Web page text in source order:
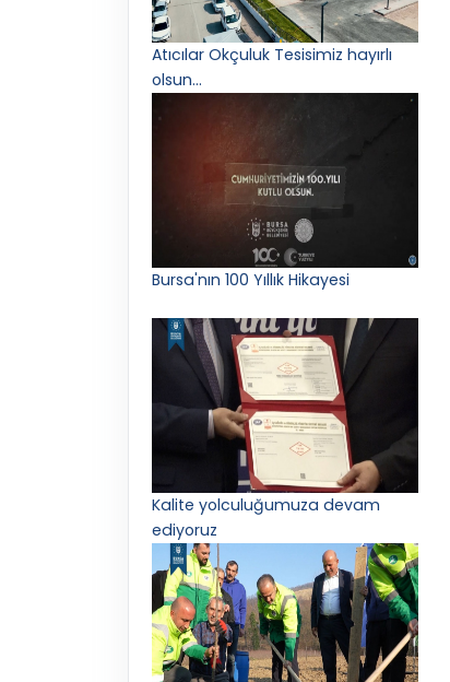
Atıcılar Okçuluk Tesisimiz hayırlı
olsun...
Bursa'nın 100 Yıllık Hikayesi
Kalite yolculuğumuza devam
ediyoruz